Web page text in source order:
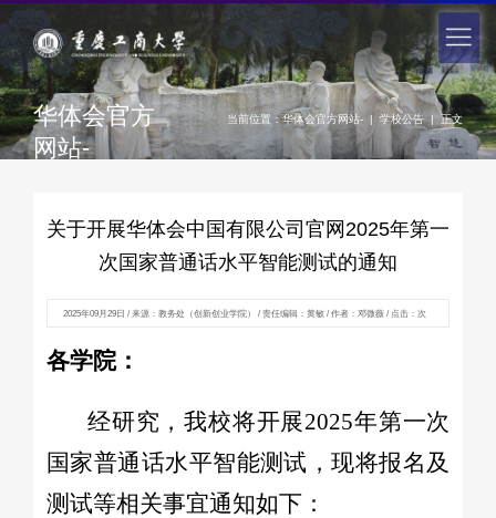
华体会官方
网站-
当前位置：华体会官方网站- | 学校公告 | 正文
关于开展华体会中国有限公司官网2025年第一
次国家普通话水平智能测试的通知
2025年09月29日 / 来源：教务处（创新创业学院） / 责任编辑：黄敏 / 作者：邓微薇 / 点击： 次
各学院：
经研究，我校将开展2025年第一次
国家普通话水平智能测试，现将报名及
测试等相关事宜通知如下：